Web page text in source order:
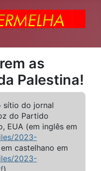
as
Palestina!
sítio do jornal
do Partido
EUA (em inglês em
2023-
castelhano em
2023-
).